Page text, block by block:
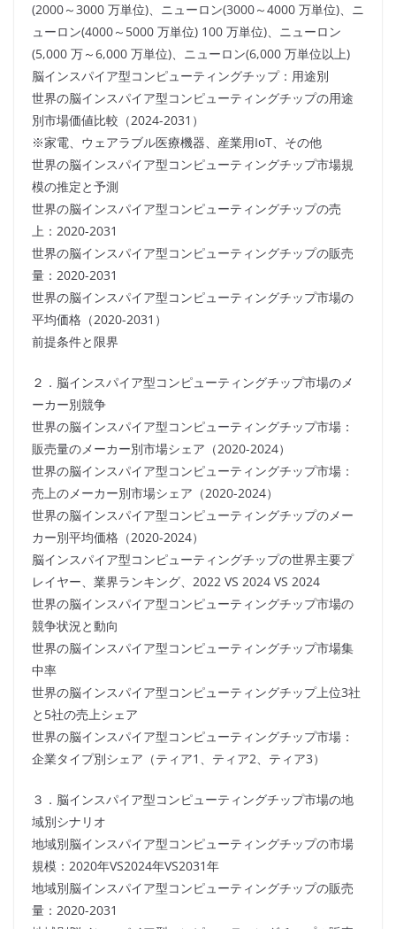
(2000～3000 万単位)、ニューロン(3000～4000 万単位)、ニ
ューロン(4000～5000 万単位) 100 万単位)、ニューロン
(5,000 万～6,000 万単位)、ニューロン(6,000 万単位以上)
脳インスパイア型コンピューティングチップ：用途別
世界の脳インスパイア型コンピューティングチップの用途
別市場価値比較（2024-2031）
※家電、ウェアラブル医療機器、産業用IoT、その他
世界の脳インスパイア型コンピューティングチップ市場規
模の推定と予測
世界の脳インスパイア型コンピューティングチップの売
上：2020-2031
世界の脳インスパイア型コンピューティングチップの販売
量：2020-2031
世界の脳インスパイア型コンピューティングチップ市場の
平均価格（2020-2031）
前提条件と限界
２．脳インスパイア型コンピューティングチップ市場のメ
ーカー別競争
世界の脳インスパイア型コンピューティングチップ市場：
販売量のメーカー別市場シェア（2020-2024）
世界の脳インスパイア型コンピューティングチップ市場：
売上のメーカー別市場シェア（2020-2024）
世界の脳インスパイア型コンピューティングチップのメー
カー別平均価格（2020-2024）
脳インスパイア型コンピューティングチップの世界主要プ
レイヤー、業界ランキング、2022 VS 2024 VS 2024
世界の脳インスパイア型コンピューティングチップ市場の
競争状況と動向
世界の脳インスパイア型コンピューティングチップ市場集
中率
世界の脳インスパイア型コンピューティングチップ上位3社
と5社の売上シェア
世界の脳インスパイア型コンピューティングチップ市場：
企業タイプ別シェア（ティア1、ティア2、ティア3）
３．脳インスパイア型コンピューティングチップ市場の地
域別シナリオ
地域別脳インスパイア型コンピューティングチップの市場
規模：2020年VS2024年VS2031年
地域別脳インスパイア型コンピューティングチップの販売
量：2020-2031